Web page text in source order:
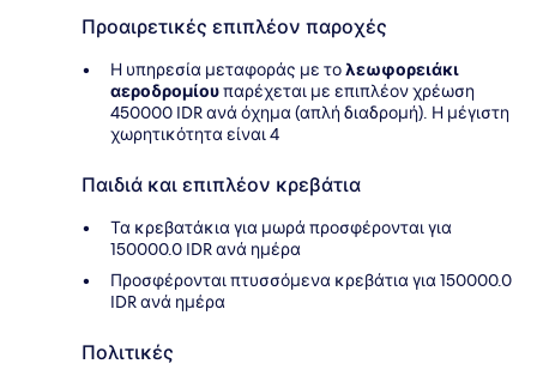
Προαιρετικές επιπλέον παροχές
Η υπηρεσία μεταφοράς με τολεωφορειάκι
αεροδρομίουπαρέχεται με επιπλέον χρέωση
450000 IDR ανά όχημα (απλή διαδρομή). Η μέγιστη
χωρητικότητα είναι 4
Παιδιά και επιπλέον κρεβάτια
Τα κρεβατάκια για μωρά προσφέρονται για
150000.0 IDR ανά ημέρα
Προσφέρονται πτυσσόμενα κρεβάτια για 150000.0
IDR ανά ημέρα
Πολιτικές